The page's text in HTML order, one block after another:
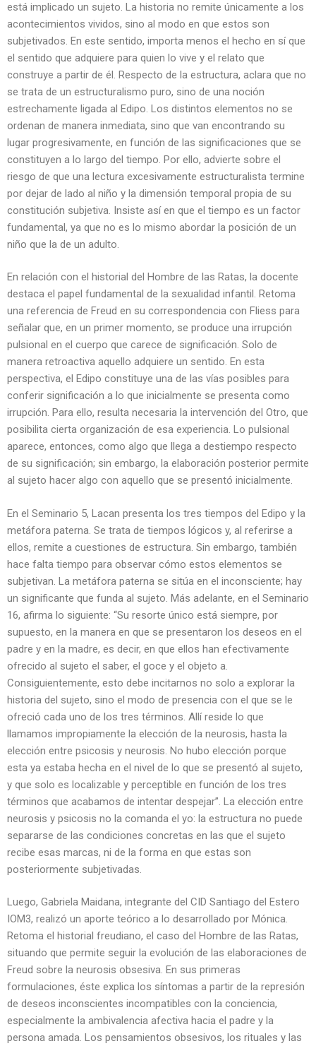
está implicado un sujeto. La historia no remite únicamente a los
acontecimientos vividos, sino al modo en que estos son
subjetivados. En este sentido, importa menos el hecho en sí que
el sentido que adquiere para quien lo vive y el relato que
construye a partir de él. Respecto de la estructura, aclara que no
se trata de un estructuralismo puro, sino de una noción
estrechamente ligada al Edipo. Los distintos elementos no se
ordenan de manera inmediata, sino que van encontrando su
lugar progresivamente, en función de las significaciones que se
constituyen a lo largo del tiempo. Por ello, advierte sobre el
riesgo de que una lectura excesivamente estructuralista termine
por dejar de lado al niño y la dimensión temporal propia de su
constitución subjetiva. Insiste así en que el tiempo es un factor
fundamental, ya que no es lo mismo abordar la posición de un
niño que la de un adulto.
En relación con el historial del Hombre de las Ratas, la docente
destaca el papel fundamental de la sexualidad infantil. Retoma
una referencia de Freud en su correspondencia con Fliess para
señalar que, en un primer momento, se produce una irrupción
pulsional en el cuerpo que carece de significación. Solo de
manera retroactiva aquello adquiere un sentido. En esta
perspectiva, el Edipo constituye una de las vías posibles para
conferir significación a lo que inicialmente se presenta como
irrupción. Para ello, resulta necesaria la intervención del Otro, que
posibilita cierta organización de esa experiencia. Lo pulsional
aparece, entonces, como algo que llega a destiempo respecto
de su significación; sin embargo, la elaboración posterior permite
al sujeto hacer algo con aquello que se presentó inicialmente.
En el Seminario 5, Lacan presenta los tres tiempos del Edipo y la
metáfora paterna. Se trata de tiempos lógicos y, al referirse a
ellos, remite a cuestiones de estructura. Sin embargo, también
hace falta tiempo para observar cómo estos elementos se
subjetivan. La metáfora paterna se sitúa en el inconsciente; hay
un significante que funda al sujeto. Más adelante, en el Seminario
16, afirma lo siguiente: “Su resorte único está siempre, por
supuesto, en la manera en que se presentaron los deseos en el
padre y en la madre, es decir, en que ellos han efectivamente
ofrecido al sujeto el saber, el goce y el objeto a.
Consiguientemente, esto debe incitarnos no solo a explorar la
historia del sujeto, sino el modo de presencia con el que se le
ofreció cada uno de los tres términos. Allí reside lo que
llamamos impropiamente la elección de la neurosis, hasta la
elección entre psicosis y neurosis. No hubo elección porque
esta ya estaba hecha en el nivel de lo que se presentó al sujeto,
y que solo es localizable y perceptible en función de los tres
términos que acabamos de intentar despejar”. La elección entre
neurosis y psicosis no la comanda el yo: la estructura no puede
separarse de las condiciones concretas en las que el sujeto
recibe esas marcas, ni de la forma en que estas son
posteriormente subjetivadas.
Luego, Gabriela Maidana, integrante del CID Santiago del Estero
IOM3, realizó un aporte teórico a lo desarrollado por Mónica.
Retoma el historial freudiano, el caso del Hombre de las Ratas,
situando que permite seguir la evolución de las elaboraciones de
Freud sobre la neurosis obsesiva. En sus primeras
formulaciones, éste explica los síntomas a partir de la represión
de deseos inconscientes incompatibles con la conciencia,
especialmente la ambivalencia afectiva hacia el padre y la
persona amada. Los pensamientos obsesivos, los rituales y las